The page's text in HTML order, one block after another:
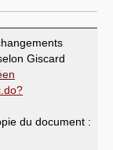
Giscard
du document :